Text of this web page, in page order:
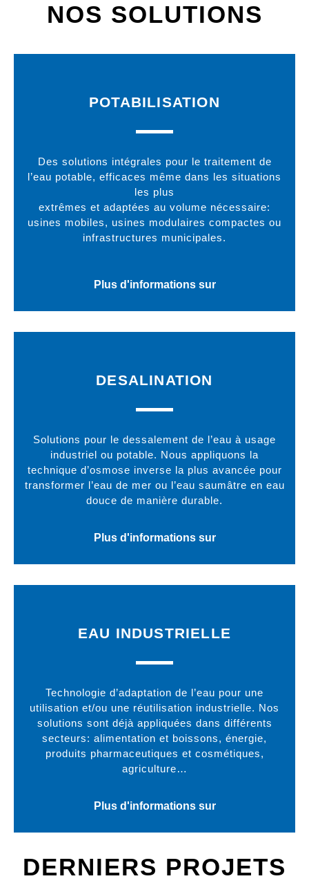
NOS SOLUTIONS
POTABILISATION
Des solutions intégrales pour le traitement de
l’eau potable, efficaces même dans les situations
les plus
extrêmes et adaptées au volume nécessaire:
usines mobiles, usines modulaires compactes ou
infrastructures municipales.
Plus d'informations sur
DESALINATION
Solutions pour le dessalement de l’eau à usage
industriel ou potable. Nous appliquons la
technique d’osmose inverse la plus avancée pour
transformer l’eau de mer ou l’eau saumâtre en eau
douce de manière durable.
Plus d'informations sur
EAU INDUSTRIELLE
Technologie d’adaptation de l’eau pour une
utilisation et/ou une réutilisation industrielle. Nos
solutions sont déjà appliquées dans différents
secteurs: alimentation et boissons, énergie,
produits pharmaceutiques et cosmétiques,
agriculture…
Plus d'informations sur
DERNIERS PROJETS